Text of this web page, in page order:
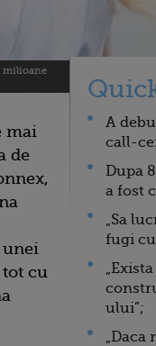
milioane
A
call-
Dupa
a fost
„Sa
fugi
ului”;
„Daca
mai
de
unei
cu